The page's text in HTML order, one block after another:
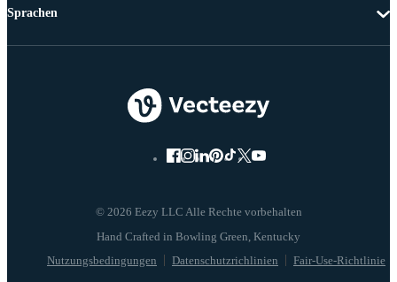
© 2026 Eezy LLC Alle Rechte vorbehalten
Nutzungsbedingungen Datenschutzrichlinien Fair-Use-Richtlinie
Sprachen